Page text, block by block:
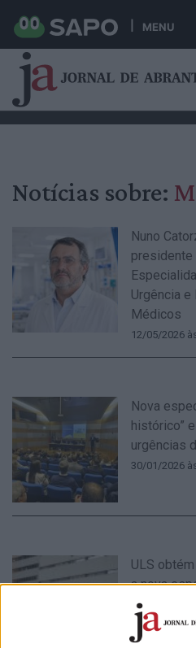
MENU
Notícias sobre:
Nuno
presidente
Urgência e
Médicos
12/05/2026
Nova
histórico”
urgências
30/01/2026
ULS
a nova
Emergência
12/12/2025